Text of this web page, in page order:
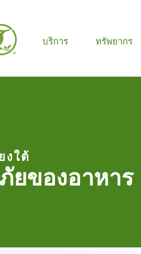
บริการ ทรัพยากร
งใต้
ยของอาหาร